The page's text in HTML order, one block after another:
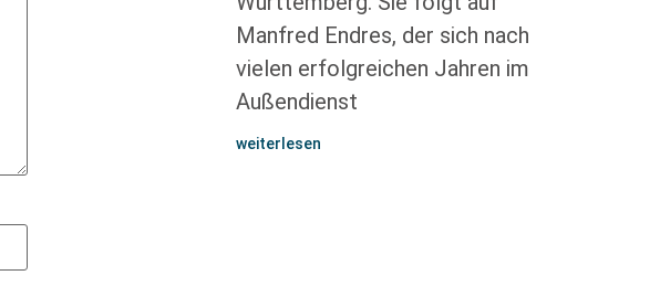
Manfred Endres, der sich nach
vielen erfolgreichen Jahren im
Außendienst
weiterlesen